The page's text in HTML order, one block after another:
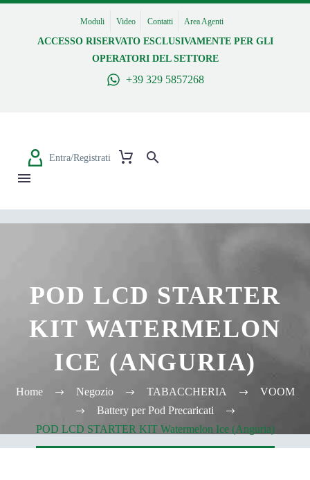
Moduli Video Contatti Area Agenti
ACCESSO RISERVATO ESCLUSIVAMENTE PER GLI
OPERATORI DEL SETTORE
+39 329 5857268
Entra/Registrati
POD LCD STARTER
KIT WATERMELON
ICE (ANGURIA)
Home Negozio TABACCHERIA
VOOM
Battery per Pod Precaricati
POD LCD STARTER KIT Watermelon Ice (Anguria)